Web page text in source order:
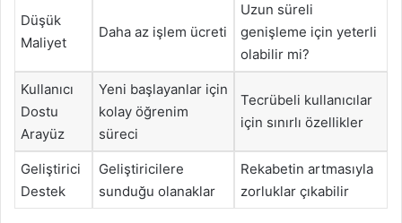
Düşük
Maliyet
Daha az işlem ücreti
Uzun süreli
genişleme için yeterli
olabilir mi?
Kullanıcı
Dostu
Arayüz
Yeni başlayanlar için
kolay öğrenim
süreci
Tecrübeli kullanıcılar
için sınırlı özellikler
Geliştirici
Destek
Geliştiricilere
sunduğu olanaklar
Rekabetin artmasıyla
zorluklar çıkabilir